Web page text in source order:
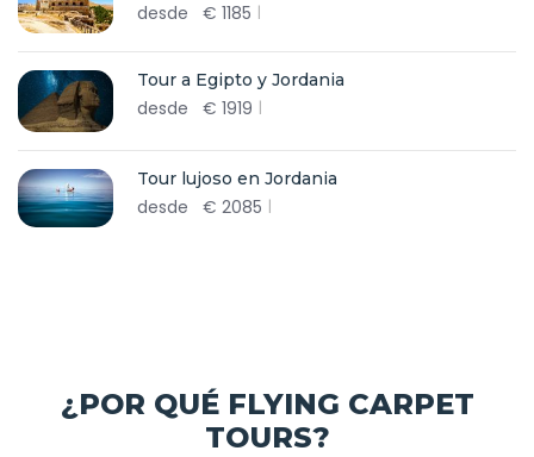
desde € 1185
Tour a Egipto y Jordania
desde € 1919
Tour lujoso en Jordania
desde € 2085
¿POR QUÉ FLYING CARPET
TOURS?